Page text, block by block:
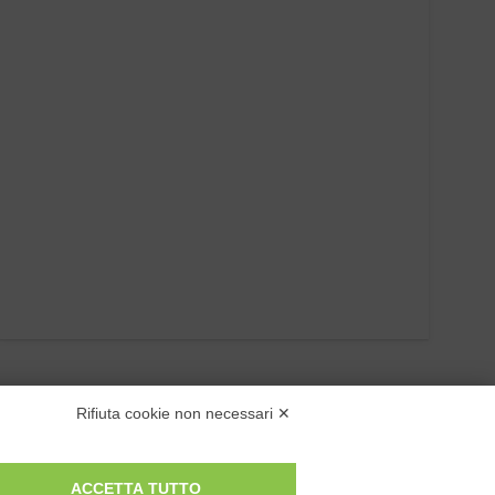
Rifiuta cookie non necessari ✕
ACCETTA TUTTO